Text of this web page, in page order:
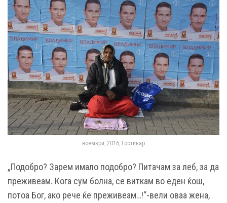
ноември, 2016, Гостивар
„Подобро? Зарем имало подобро? Питачам за леб, за да
преживеам. Кога сум болна, се виткам во еден ќош,
потоа Бог, ако рече ќе преживеам…!“-вели оваа жена,